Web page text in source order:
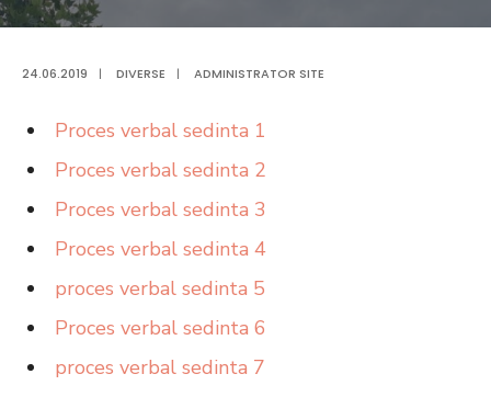
24.06.2019 | DIVERSE | ADMINISTRATOR SITE
Proces verbal sedinta 1
Proces verbal sedinta 2
Proces verbal sedinta 3
Proces verbal sedinta 4
proces verbal sedinta 5
Proces verbal sedinta 6
proces verbal sedinta 7